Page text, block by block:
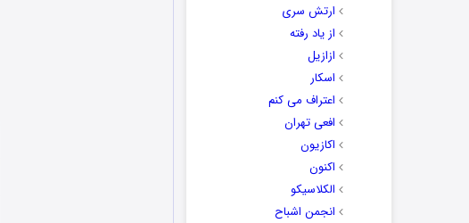
ارتش سری
از یاد رفته
ازازیل
اسکار
اعتراف می کنم
افعی تهران
اکازیون
اکنون
الکلاسیکو
انجمن اشباح